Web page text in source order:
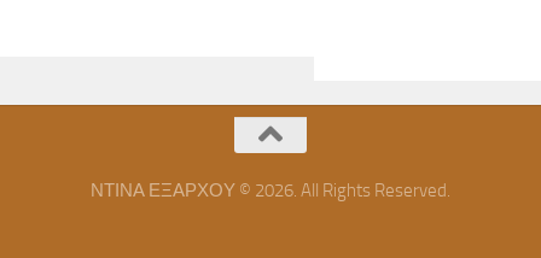
ΝΤΙΝΑ ΕΞΑΡΧΟΥ © 2026. All Rights Reserved.